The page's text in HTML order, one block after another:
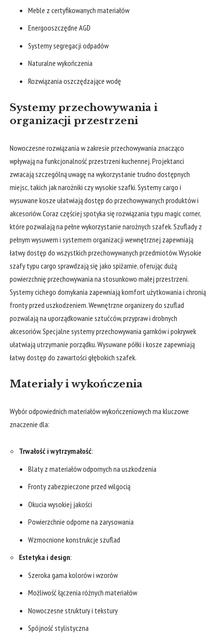
Meble z certyfikowanych materiałów
Energooszczędne AGD
Systemy segregacji odpadów
Naturalne wykończenia
Rozwiązania oszczędzające wodę
Systemy przechowywania i
organizacji przestrzeni
Nowoczesne rozwiązania w zakresie przechowywania znacząco
wpływają na funkcjonalność przestrzeni kuchennej. Projektanci
zwracają szczególną uwagę na wykorzystanie trudno dostępnych
miejsc, takich jak narożniki czy wysokie szafki. Systemy cargo i
wysuwane kosze ułatwiają dostęp do przechowywanych produktów i
akcesoriów. Coraz częściej spotyka się rozwiązania typu magic corner,
które pozwalają na pełne wykorzystanie narożnych szafek. Szuflady z
pełnym wysuwem i systemem organizacji wewnętrznej zapewniają
łatwy dostęp do wszystkich przechowywanych przedmiotów. Wysokie
szafy typu cargo sprawdzają się jako spiżarnie, oferując dużą
powierzchnię przechowywania na stosunkowo małej przestrzeni.
Systemy cichego domykania zapewniają komfort użytkowania i chronią
fronty przed uszkodzeniem. Wewnętrzne organizery do szuflad
pozwalają na uporządkowanie sztućców, przypraw i drobnych
akcesoriów. Specjalne systemy przechowywania garnków i pokrywek
ułatwiają utrzymanie porządku. Wysuwane półki i kosze zapewniają
łatwy dostęp do zawartości głębokich szafek.
Materiały i wykończenia
Wybór odpowiednich materiałów wykończeniowych ma kluczowe
znaczenie dla:
Trwałość i wytrzymałość:
Blaty z materiałów odpornych na uszkodzenia
Fronty zabezpieczone przed wilgocią
Okucia wysokiej jakości
Powierzchnie odporne na zarysowania
Wzmocnione konstrukcje szuflad
Estetyka i design:
Szeroka gama kolorów i wzorów
Możliwość łączenia różnych materiałów
Nowoczesne struktury i tekstury
Spójność stylistyczna